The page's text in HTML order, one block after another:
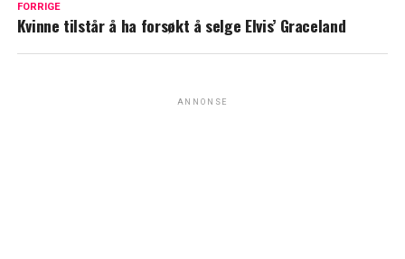
FORRIGE
Kvinne tilstår å ha forsøkt å selge Elvis’ Graceland
ANNONSE